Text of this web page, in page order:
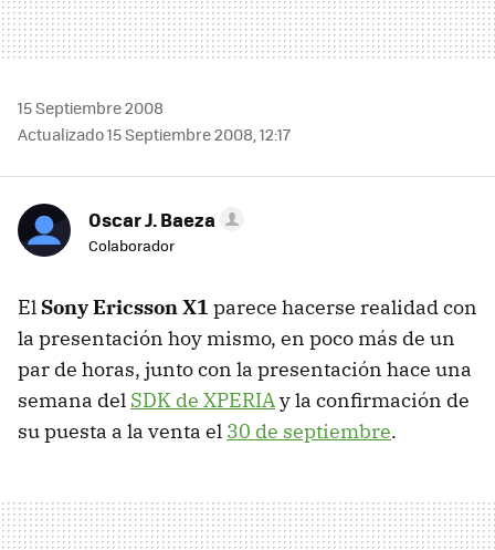
15 Septiembre 2008
Actualizado 15 Septiembre 2008, 12:17
Oscar J. Baeza
Colaborador
El Sony Ericsson X1 parece hacerse realidad con
la presentación hoy mismo, en poco más de un
par de horas, junto con la presentación hace una
semana del SDK de XPERIAy la confirmación de
su puesta a la venta el 30 de septiembre.